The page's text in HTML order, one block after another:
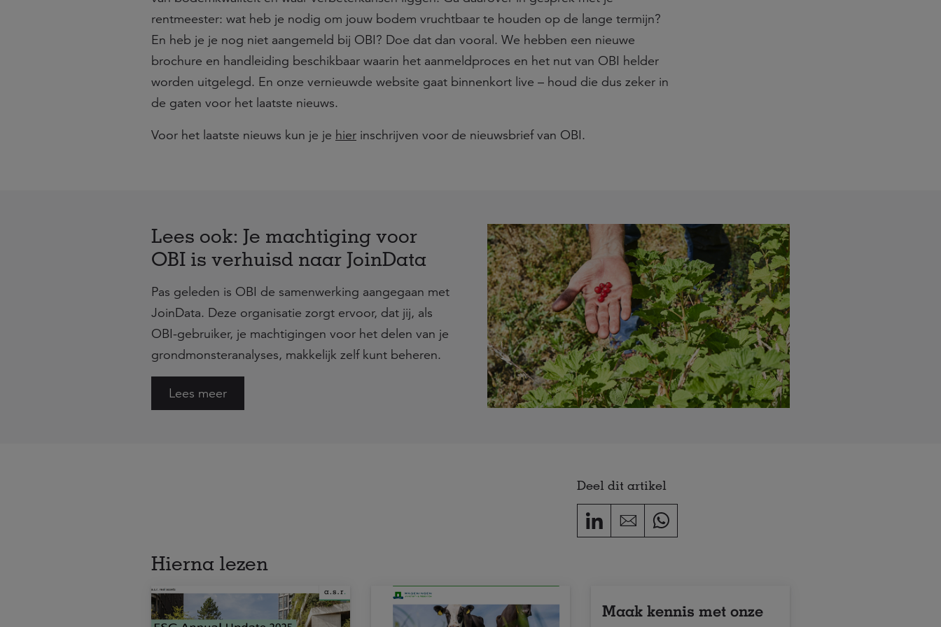
rentmeester: wat heb je nodig om jouw bodem vruchtbaar te houden op de lange termijn?
En heb je je nog niet aangemeld bij OBI? Doe dat dan vooral. We hebben een nieuwe
brochure en handleiding beschikbaar waarin het aanmeldproces en het nut van OBI helder
worden uitgelegd. En onze vernieuwde website gaat binnenkort live – houd die dus zeker in
de gaten voor het laatste nieuws.
Voor het laatste nieuws kun je je hier inschrijven voor de nieuwsbrief van OBI.
Lees ook: Je machtiging voor
OBI is verhuisd naar JoinData
Pas geleden is OBI de samenwerking aangegaan met
JoinData. Deze organisatie zorgt ervoor, dat jij, als
OBI-gebruiker, je machtigingen voor het delen van je
grondmonsteranalyses, makkelijk zelf kunt beheren.
Lees meer
Deel dit artikel
Hierna lezen
Maak kennis met onze